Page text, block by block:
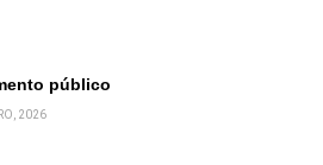
público
2026